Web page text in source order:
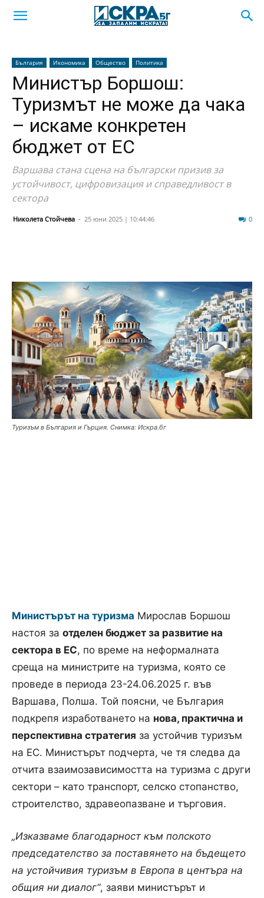
България Икономика Общество Политика
Министър Боршош:
Туризмът не може да чака
– искаме конкретен
бюджет от ЕС
Варшава стана сцена на български призив за
устойчивост, цифровизация и справедливост в
сектора
Николета Стойчева - 25 юни 2025 | 10:44:46 0
Туризъм в България и Гърция. Снимка: Искра.бг
Министърът на туризма Мирослав Боршош
настоя за отделен бюджет за развитие на
сектора в ЕС, по време на неформалната
среща на министрите на туризма, която се
проведе в периода 23-24.06.2025 г. във
Варшава, Полша. Той поясни, че България
подкрепя изработването на нова, практична и
перспективна стратегия за устойчив туризъм
на ЕС. Министърът подчерта, че тя следва да
отчита взаимозависимостта на туризма с други
сектори – като транспорт, селско стопанство,
строителство, здравеопазване и търговия.
„Изказваме благодарност към полското
председателство за поставянето на бъдещето
на устойчивия туризъм в Европа в центъра на
общия ни диалог“, заяви министърът и